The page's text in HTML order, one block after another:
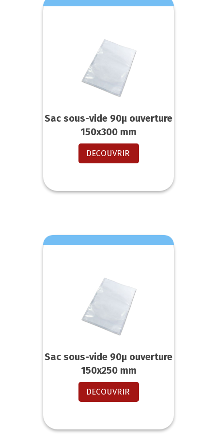
Sac sous-vide 90µ ouverture
150x300 mm
DECOUVRIR
Sac sous-vide 90µ ouverture
150x250 mm
DECOUVRIR